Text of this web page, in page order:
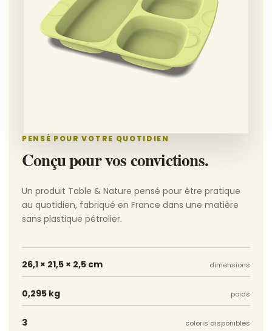
PENSÉ POUR VOTRE QUOTIDIEN
Conçu pour vos convictions.
Un produit Table & Nature pensé pour être pratique
au quotidien, fabriqué en France dans une matière
sans plastique pétrolier.
26,1 × 21,5 × 2,5 cm dimensions
0,295 kg poids
3 coloris disponibles